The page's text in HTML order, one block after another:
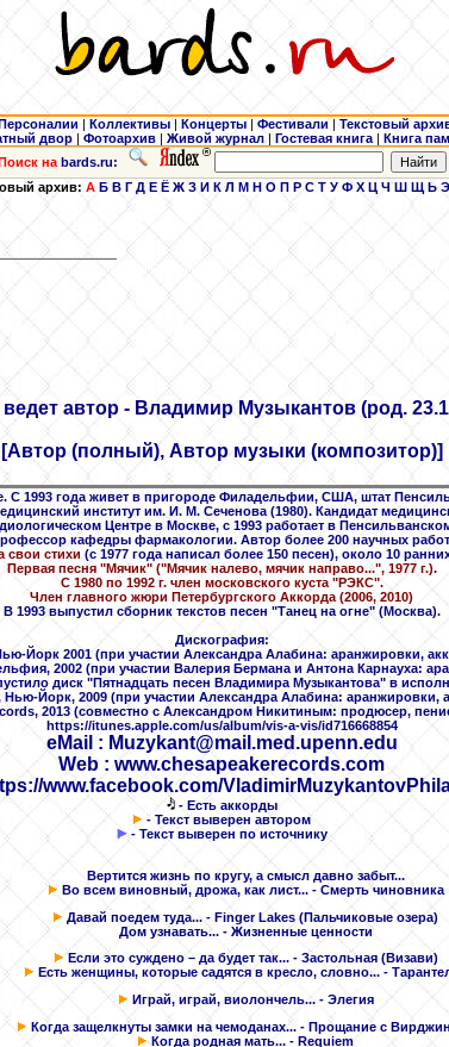
| Коллективы | Концерты | Фестивали | Текстовый
двор | Фотоархив | Живой журнал | Гостевая книга | Книга
на bards.ru:
архив: А Б В Г Д Е Ё Ж З И К Л М Н О П Р С Т У Ф Х Ц Ч Ш Щ Ь Э
ведет автор - Владимир Музыкантов (род.
[Автор (полный), Автор музыки (композитор)]
С 1993 года живет в пригороде Филадельфии, США, штат
институт им. И. М. Сеченова (1980). Кандидат
Центре в Москве, с 1993 работает в
кафедры фармакологии. Автор более 200 научных
свои стихи (с 1977 года написал более 150 песен), около 10
Первая песня "Мячик" ("Мячик налево, мячик направо...", 1977 г.).
С 1980 по 1992 г. член московского куста "РЭКС".
Член главного жюри Петербургского Аккорда (2006, 2010)
В 1993 выпустил сборник текстов песен "Танец на огне" (Москва).
Дискография:
Йорк 2001 (при участии Александра Алабина: аранжировки,
2002 (при участии Валерия Бермана и Антона Карнауха:
диск "Пятнадцать песен Владимира Музыкантова" в
Нью-Йорк, 2009 (при участии Александра Алабина: аранжировки,
2013 (совместно с Александром Никитиным: продюсер,
https://itunes.apple.com/us/album/vis-a-vis/id716668854
eMail : Muzykant@mail.med.upenn.edu
Web : www.chesapeakerecords.com
www.facebook.com/
- Есть аккорды
- Текст выверен автором
- Текст выверен по источнику
Вертится жизнь по кругу, а смысл давно забыт...
Во всем виновный, дрожа, как лист...- Смерть чиновника
Давай поедем туда...- Finger Lakes (Пальчиковые озера)
Дом узнавать...- Жизненные ценности
Если это суждено – да будет так...- Застольная (Визави)
Есть женщины, которые садятся в кресло, словно...-
Играй, играй, виолончель...- Элегия
Когда защелкнуты замки на чемоданах...- Прощание с
Когда родная мать... - Requiem